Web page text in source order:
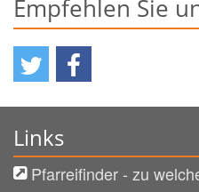
Empfehlen Sie
Links
Pfarreifinder - zu